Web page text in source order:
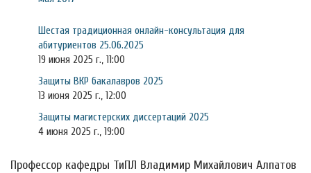
Шестая традиционная онлайн-консультация для
абитуриентов 25.06.2025
19 июня 2025 г., 11:00
Защиты ВКР бакалавров 2025
13 июня 2025 г., 12:00
Защиты магистерских диссертаций 2025
4 июня 2025 г., 19:00
Профессор кафедры ТиПЛ Владимир Михайлович Алпатов